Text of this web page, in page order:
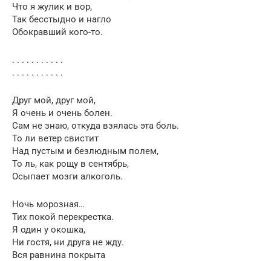
Что я жулик и вор,
Так бесстыдно и нагло
Обокравший кого-то.
. . . . . . . . . . .
. . . . . . . . . . .
Друг мой, друг мой,
Я очень и очень болен.
Сам не знаю, откуда взялась эта боль.
То ли ветер свистит
Над пустым и безлюдным полем,
То ль, как рощу в сентябрь,
Осыпает мозги алкоголь.
Ночь морозная…
Тих покой перекрестка.
Я один у окошка,
Ни гостя, ни друга не жду.
Вся равнина покрыта